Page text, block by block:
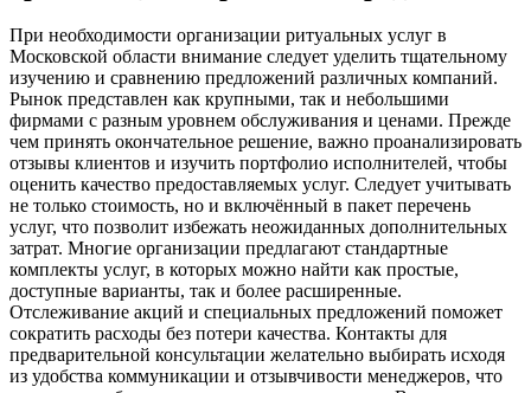
При необходимости организации ритуальных услуг в
Московской области внимание следует уделить тщательному
изучению и сравнению предложений различных компаний.
Рынок представлен как крупными, так и небольшими
фирмами с разным уровнем обслуживания и ценами. Прежде
чем принять окончательное решение, важно проанализировать
отзывы клиентов и изучить портфолио исполнителей, чтобы
оценить качество предоставляемых услуг. Следует учитывать
не только стоимость, но и включённый в пакет перечень
услуг, что позволит избежать неожиданных дополнительных
затрат. Многие организации предлагают стандартные
комплекты услуг, в которых можно найти как простые,
доступные варианты, так и более расширенные.
Отслеживание акций и специальных предложений поможет
сократить расходы без потери качества. Контакты для
предварительной консультации желательно выбирать исходя
из удобства коммуникации и отзывчивости менеджеров, что